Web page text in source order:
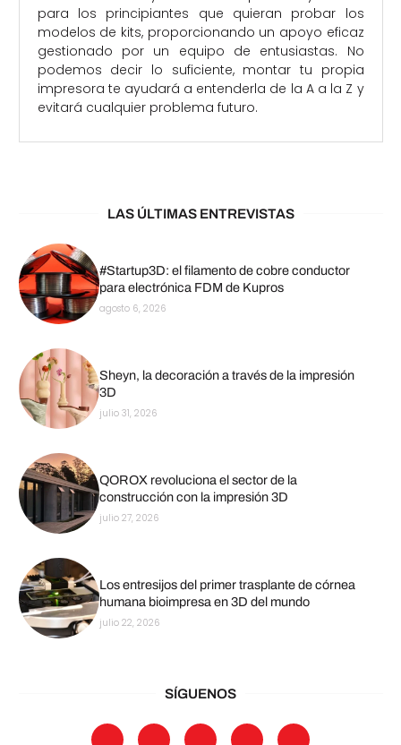
para los principiantes que quieran probar los
modelos de kits, proporcionando un apoyo eficaz
gestionado por un equipo de entusiastas. No
podemos decir lo suficiente, montar tu propia
impresora te ayudará a entenderla de la A a la Z y
evitará cualquier problema futuro.
LAS ÚLTIMAS ENTREVISTAS
#Startup3D: el filamento de cobre conductor
para electrónica FDM de Kupros
agosto 6, 2026
Sheyn, la decoración a través de la impresión
3D
julio 31, 2026
QOROX revoluciona el sector de la
construcción con la impresión 3D
julio 27, 2026
Los entresijos del primer trasplante de córnea
humana bioimpresa en 3D del mundo
julio 22, 2026
SÍGUENOS